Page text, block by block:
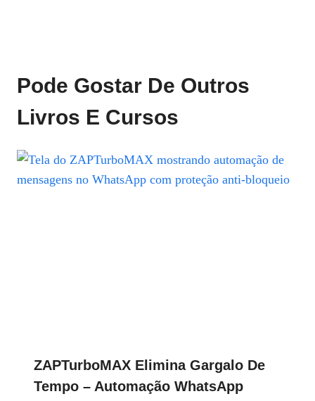
Pode Gostar De Outros
Livros E Cursos
ZAPTurboMAX Elimina Gargalo De
Tempo – Automação WhatsApp